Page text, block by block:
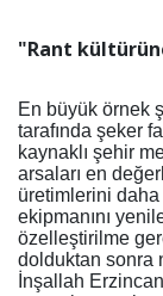
"Rant
En büyük örnek
tarafında şeker
kaynaklı şehir
arsaları en
üretimlerini daha
ekipmanını
özelleştirilme
dolduktan sonra
İnşallah